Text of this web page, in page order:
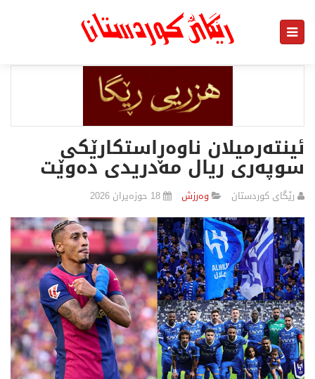
ئینتەرمیلان ناوەڕاستكارێكی
سوپەری ریال مەدریدی دەوێت
رێگای كوردستان وەرزش 18 حوزەیران 2026